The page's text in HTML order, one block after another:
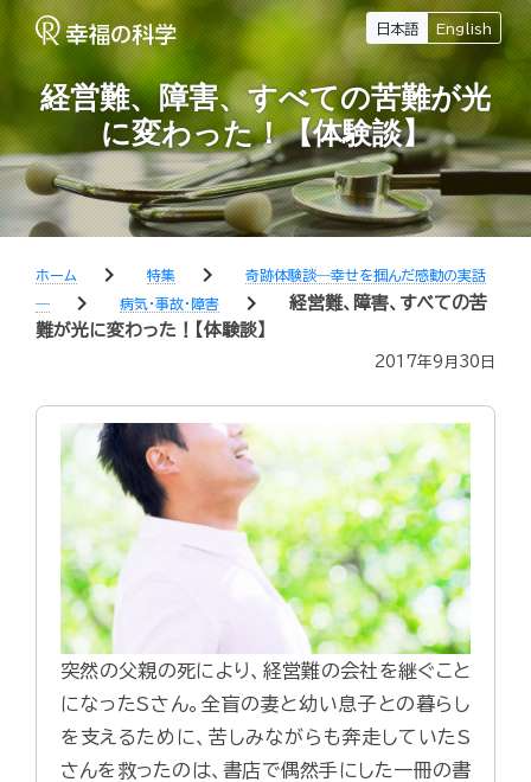
日本語 English
経営難、障害、すべての苦難が光
に変わった！【体験談】
ホーム chevron_right 特集 chevron_right
奇跡体験談―幸せを掴んだ感動の実話
―
chevron_right 病気・事故・障害 chevron_right
経営難、障害、すべての苦
難が光に変わった！【体験談】
2017年9月30日
突然の父親の死により、経営難の会社を継ぐこと
になったSさん。全盲の妻と幼い息子との暮らし
を支えるために、苦しみながらも奔走していたS
さんを救ったのは、書店で偶然手にした一冊の書